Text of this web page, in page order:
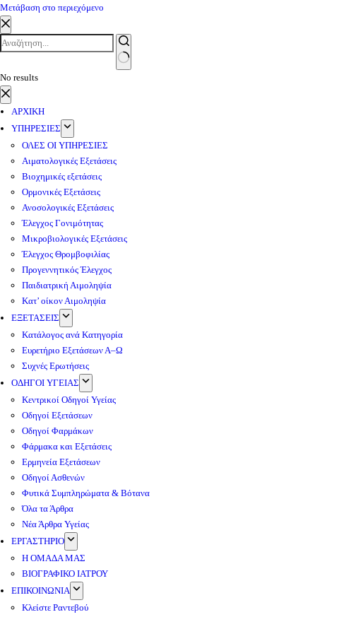
Μετάβαση στο περιεχόμενο
No results
ΑΡΧΙΚΗ
ΥΠΗΡΕΣΙΕΣ
ΟΛΕΣ ΟΙ ΥΠΗΡΕΣΙΕΣ
Αιματολογικές Εξετάσεις
Βιοχημικές εξετάσεις
Ορμονικές Εξετάσεις
Ανοσολογικές Εξετάσεις
Έλεγχος Γονιμότητας
Μικροβιολογικές Εξετάσεις
Έλεγχος Θρομβοφιλίας
Προγεννητικός Έλεγχος
Παιδιατρική Αιμοληψία
Κατ’ οίκον Αιμοληψία
ΕΞΕΤΑΣΕΙΣ
Κατάλογος ανά Κατηγορία
Ευρετήριο Εξετάσεων Α–Ω
Συχνές Ερωτήσεις
ΟΔΗΓΟΙ ΥΓΕΙΑΣ
Κεντρικοί Οδηγοί Υγείας
Οδηγοί Εξετάσεων
Οδηγοί Φαρμάκων
Φάρμακα και Εξετάσεις
Ερμηνεία Εξετάσεων
Οδηγοί Ασθενών
Φυτικά Συμπληρώματα & Βότανα
Όλα τα Άρθρα
Νέα Άρθρα Υγείας
ΕΡΓΑΣΤΗΡΙΟ
Η ΟΜΑΔΑ ΜΑΣ
ΒΙΟΓΡΑΦΙΚΟ ΙΑΤΡΟΥ
ΕΠΙΚΟΙΝΩΝΙΑ
Κλείστε Ραντεβού